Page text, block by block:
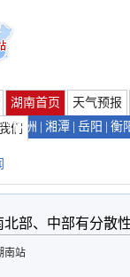
湖南首页
天气预报
们
| 株洲 湘潭 岳阳 衡
北部、中部有分散
南站